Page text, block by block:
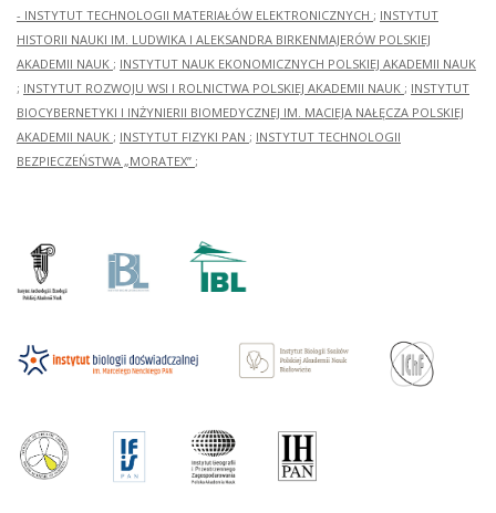
- INSTYTUT TECHNOLOGII MATERIAŁÓW ELEKTRONICZNYCH ; INSTYTUT
HISTORII NAUKI IM. LUDWIKA I ALEKSANDRA BIRKENMAJERÓW POLSKIEJ
AKADEMII NAUK ; INSTYTUT NAUK EKONOMICZNYCH POLSKIEJ AKADEMII NAUK
; INSTYTUT ROZWOJU WSI I ROLNICTWA POLSKIEJ AKADEMII NAUK ; INSTYTUT
BIOCYBERNETYKI I INŻYNIERII BIOMEDYCZNEJ IM. MACIEJA NAŁĘCZA POLSKIEJ
AKADEMII NAUK ; INSTYTUT FIZYKI PAN ; INSTYTUT TECHNOLOGII
BEZPIECZEŃSTWA „MORATEX” ;